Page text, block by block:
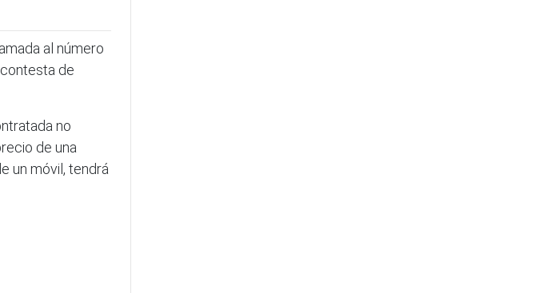
al número
de
no
de una
un móvil, tendrá